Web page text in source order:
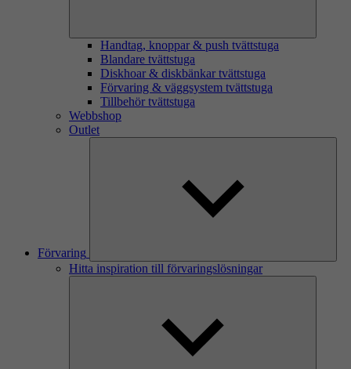
Handtag, knoppar & push tvättstuga
Blandare tvättstuga
Diskhoar & diskbänkar tvättstuga
Förvaring & väggsystem tvättstuga
Tillbehör tvättstuga
Webbshop
Outlet
Förvaring
Hitta inspiration till förvaringslösningar